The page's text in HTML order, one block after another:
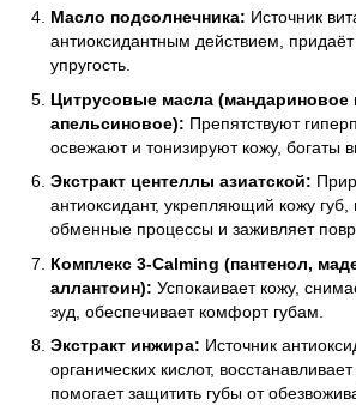
Масло подсолнечника: Источник
антиоксидантным действием, придаёт
упругость.
Цитрусовые масла (мандариновое
апельсиновое): Препятствуют
освежают и тонизируют кожу, богаты
Экстракт центеллы азиатской:
антиоксидант, укрепляющий кожу губ,
обменные процессы и заживляет
Комплекс 3-Calming (пантенол,
аллантоин): Успокаивает кожу,
зуд, обеспечивает комфорт губам.
Экстракт инжира: Источник
органических кислот,
помогает защитить губы от